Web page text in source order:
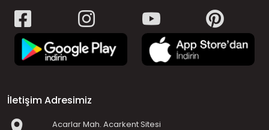
İletişim Adresimiz
Acarlar Mah. Acarkent Sitesi